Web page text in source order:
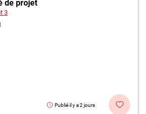
de projet
3
Publié il y a 2 jours